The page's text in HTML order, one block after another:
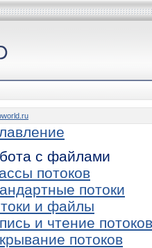
с файлами
потоков
потоки
и файлы
и чтение
потоков